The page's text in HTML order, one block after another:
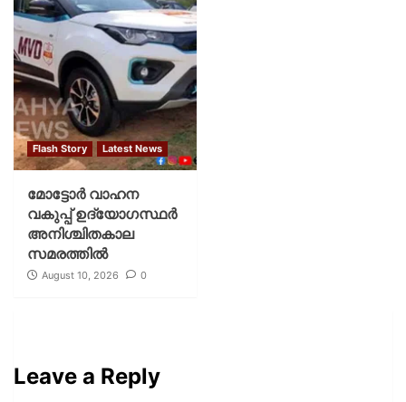
Flash Story Latest News
മോട്ടോര്‍ വാഹന
വകുപ്പ് ഉദ്യോഗസ്ഥര്‍
അനിശ്ചിതകാല
സമരത്തില്‍
August 10, 2026 0
Leave a Reply